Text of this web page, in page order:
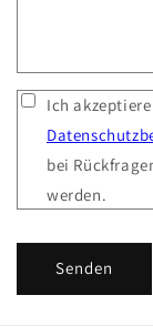
Ich
bei
werden.
Senden